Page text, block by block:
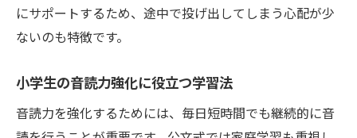
にサポートするため、途中で投げ出してしまう心配が少
ないのも特徴です。
小学生の音読力強化に役立つ学習法
音読力を強化するためには、毎日短時間でも継続的に音